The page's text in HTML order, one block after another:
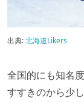
出典:北海道Likers
全国的にも知名
すすきのから少